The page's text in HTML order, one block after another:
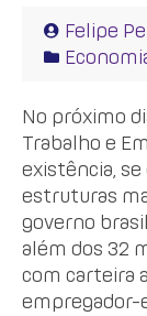
Felipe
No próximo
Trabalho e
existência,
estruturas
governo
além dos 32
com carteira
empregador-